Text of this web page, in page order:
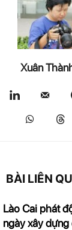
Xuân
BÀI LIÊN
Lào Cai phát
ngày xây